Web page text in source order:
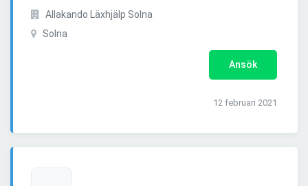
Allakando Läxhjälp Solna
Solna
Ansök
12 februari 2021